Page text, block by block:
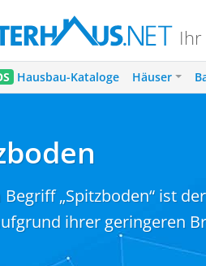
Hausbau-Kataloge Häuser
„Spitzboden“ ist
ihrer geringeren